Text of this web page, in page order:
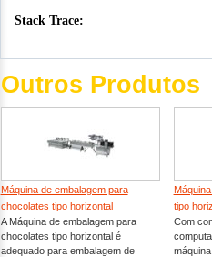
Outros Produtos
Máquina de embalagem para
chocolates tipo horizontal
A Máquina de embalagem para
chocolates tipo horizontal é
adequado para embalagem de
tipo
Com